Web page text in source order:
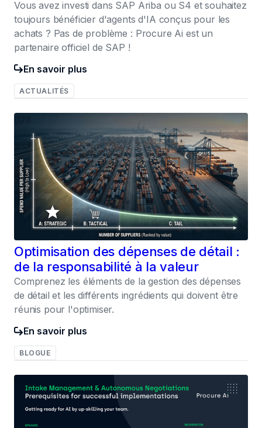
Vous avez investi dans SAP Ariba ou S4 et souhaitez
toujours bénéficier d'agents d'IA conçus pour les
achats ? Pas de problème : Procure Ai est un
partenaire officiel de SAP !
En savoir plus
ACTUALITÉS
Optimisation des dépenses de détail :
de la responsabilité à la valeur
Comprenez les éléments de la gestion des dépenses
de détail et les différents ingrédients qui doivent être
réunis pour l'optimiser.
En savoir plus
BLOGUE